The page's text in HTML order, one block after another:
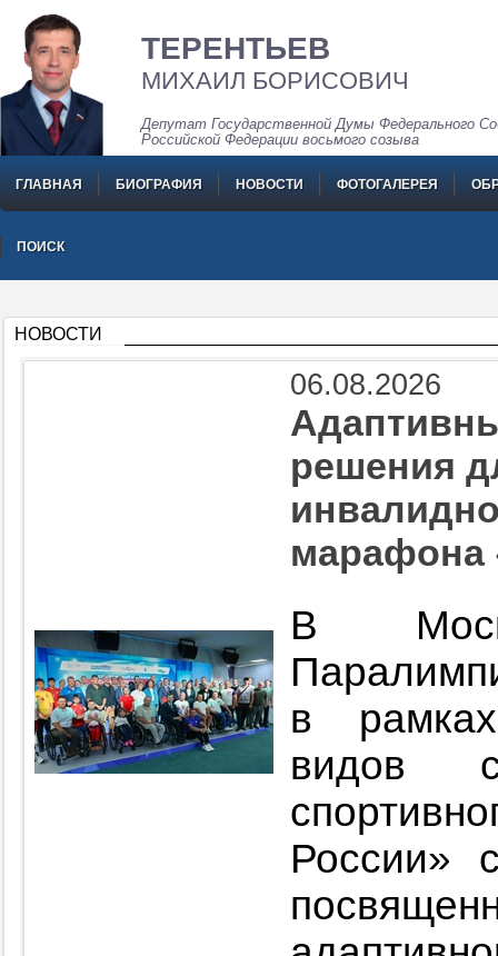
ТЕРЕНТЬЕВ
МИХАИЛ БОРИСОВИЧ
Депутат Государственной Думы Федерального
Российской Федерации восьмого созыва
ГЛАВНАЯ БИОГРАФИЯ НОВОСТИ ФОТОГАЛЕРЕЯ
ПОИСК
НОВОСТИ
06.08.2026
решения
марафона
В
в
видов
России»